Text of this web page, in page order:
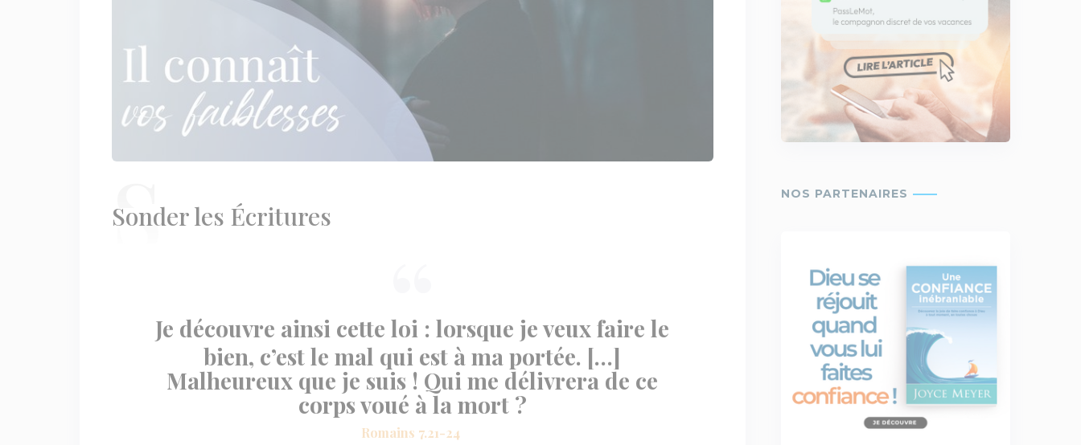
Sonder les Écritures
Je découvre ainsi cette loi : lorsque je veux faire le
bien, c’est le mal qui est à ma portée. […]
Malheureux que je suis ! Qui me délivrera de ce
corps voué à la mort ?
Romains 7.21-24